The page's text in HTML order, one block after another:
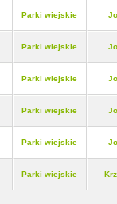
Parki wiejskie
Parki wiejskie
Parki wiejskie
Parki wiejskie
Parki wiejskie
Parki wiejskie